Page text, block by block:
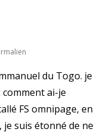
du Togo. je
comment ai-je
FS omnipage, en
je suis étonné de ne